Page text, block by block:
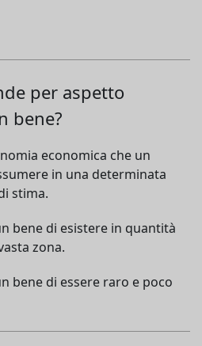
per aspetto
bene?
economica che un
in una determinata
stima.
bene di esistere in quantità
zona.
bene di essere raro e poco